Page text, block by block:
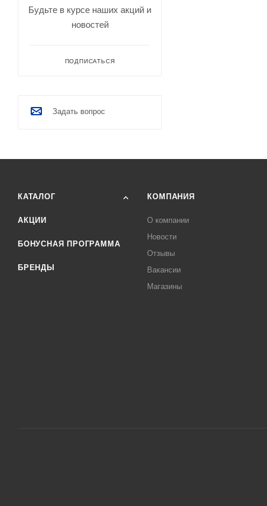
Будьте в курсе наших акций и
новостей
ПОДПИСАТЬСЯ
Задать вопрос
КАТАЛОГ
АКЦИИ
БОНУСНАЯ ПРОГРАММА
БРЕНДЫ
КОМПАНИЯ
О компании
Новости
Отзывы
Вакансии
Магазины